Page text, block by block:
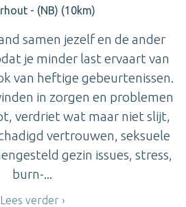
- (NB) (10km)
samen jezelf en de ander
je minder last ervaart van
van heftige gebeurtenissen.
in zorgen en problemen
verdriet wat maar niet slijt,
vertrouwen, seksuele
gezin issues, stress,
burn-...
Lees verder